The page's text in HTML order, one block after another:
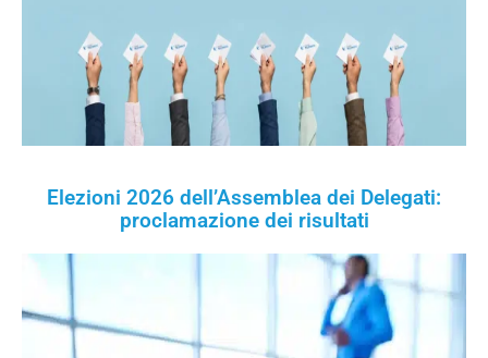
Elezioni 2026 dell’Assemblea dei Delegati:
proclamazione dei risultati